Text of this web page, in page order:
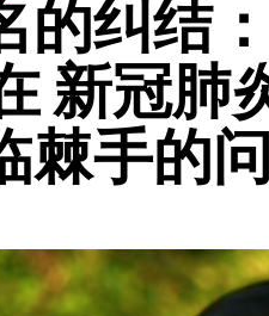
的纠结
新冠肺
手的问